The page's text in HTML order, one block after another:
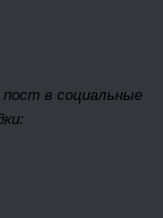
в социальные